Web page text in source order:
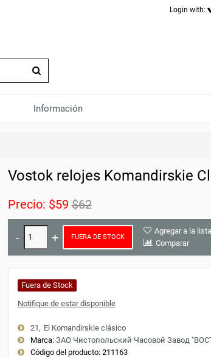
Login with:
Información
Vostok relojes Komandirskie
Precio: $59 $62
FUERA DE STOCK
Agregar a la
Comparar
Fuera de Stock
Notifique de estar disponible
21
El Komandirskie clásico
Marca: ЗАО Чистопольский Часовой Завод
Código del producto:211163